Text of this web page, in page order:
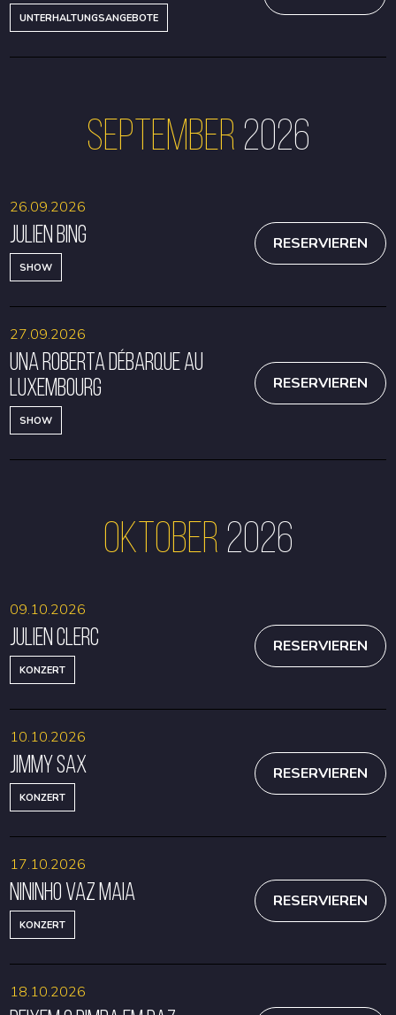
UNTERHALTUNGSANGEBOTE
September 2026
Julien Bing
SHOW
26.09.2026
RESERVIEREN
Una Roberta débarque au
Luxembourg
SHOW
27.09.2026
RESERVIEREN
Oktober 2026
Julien Clerc
KONZERT
09.10.2026
RESERVIEREN
Jimmy Sax
KONZERT
10.10.2026
RESERVIEREN
Nininho Vaz Maia
KONZERT
17.10.2026
RESERVIEREN
18.10.2026